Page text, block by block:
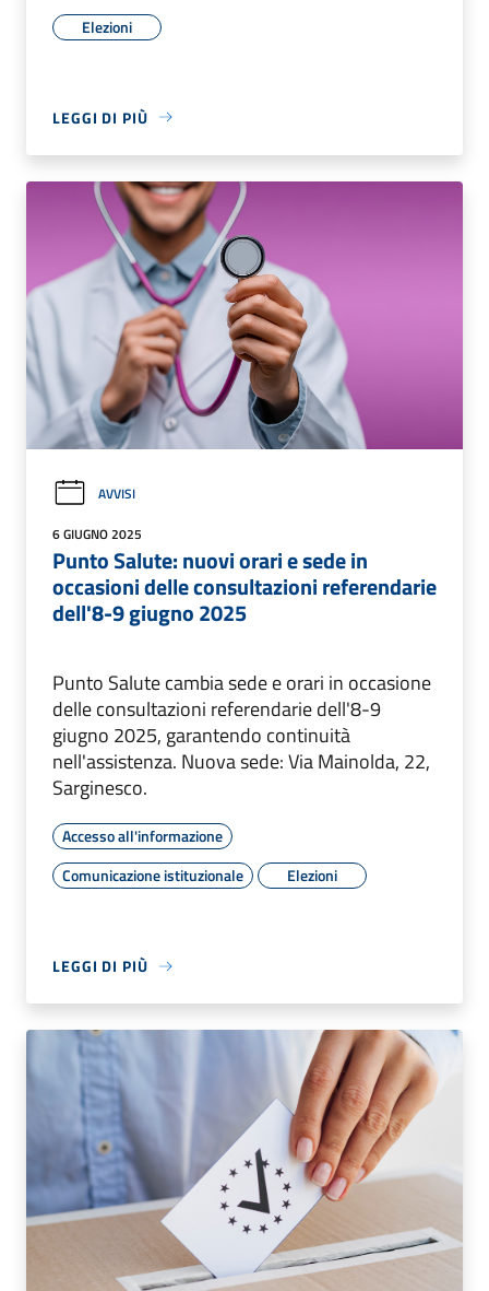
Elezioni
LEGGI DI PIÙ
AVVISI
6 GIUGNO 2025
Punto Salute: nuovi orari e sede in
occasioni delle consultazioni referendarie
dell'8-9 giugno 2025
Punto Salute cambia sede e orari in occasione
delle consultazioni referendarie dell'8-9
giugno 2025, garantendo continuità
nell'assistenza. Nuova sede: Via Mainolda, 22,
Sarginesco.
Accesso all'informazione
Comunicazione istituzionale
Elezioni
LEGGI DI PIÙ